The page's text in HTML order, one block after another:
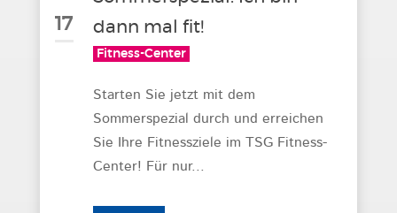
17
dann mal fit!
Fitness-Center
Starten Sie jetzt mit dem
Sommerspezial durch und erreichen
Sie Ihre Fitnessziele im TSG Fitness-
Center! Für nur...